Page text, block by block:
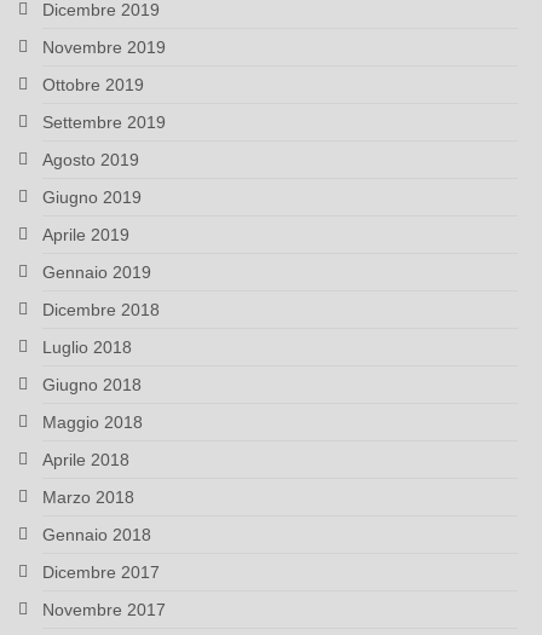
Dicembre 2019
Novembre 2019
Ottobre 2019
Settembre 2019
Agosto 2019
Giugno 2019
Aprile 2019
Gennaio 2019
Dicembre 2018
Luglio 2018
Giugno 2018
Maggio 2018
Aprile 2018
Marzo 2018
Gennaio 2018
Dicembre 2017
Novembre 2017